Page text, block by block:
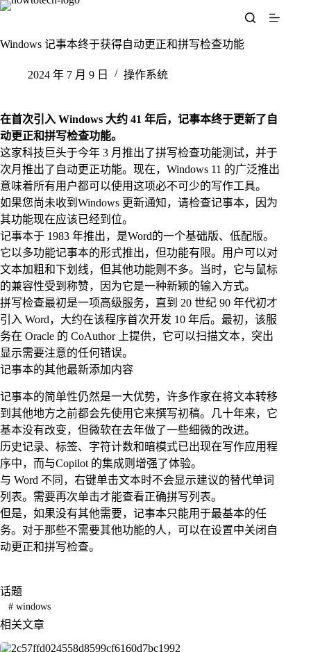
跳
内
Windows 记事本终于获得自动更正和拼写检查功能
2024 年 7 月 9 日 操作系统
在首次引入 Windows 大约 41 年后，记事本终于更新了自
动更正和拼写检查功能。
这家科技巨头于今年 3 月推出了拼写检查功能测试，并于
次月推出了自动更正功能。现在，Windows 11 的广泛推出
意味着所有用户都可以使用这项必不可少的写作工具。
如果您尚未收到Windows 更新通知，请检查记事本，因为
其功能现在应该已经到位。
记事本于 1983 年推出，是Word的一个基础版、低配版。
它以多功能记事本的形式推出，但功能有限。用户可以对
文本加粗和下划线，但其他功能则不多。当时，它与鼠标
的兼容性受到称赞，因为它是一种新颖的输入方式。
拼写检查最初是一项高级服务，直到 20 世纪 90 年代初才
引入 Word，大约在该程序首次开发 10 年后。最初，该服
务在 Oracle 的 CoAuthor 上提供，它可以扫描文本，突出
显示需要注意的任何错误。
记事本的其他最新添加内容
记事本的简单性仍然是一大优势，许多作家在将文本转移
到其他地方之前都会先使用它来撰写初稿。几十年来，它
基本没有改变，但微软在去年做了一些细微的改进。
历史记录、标签、字符计数和暗模式已出现在写作应用程
序中，而与Copilot 的集成则增强了体验。
与 Word 不同，右键单击文本时不会显示建议的替代单词
列表。需要再次单击才能查看正确拼写列表。
但是，如果没有其他需要，记事本只能用于最基本的任
务。对于那些不需要其他功能的人，可以在设置中关闭自
动更正和拼写检查。
话题
#windows
相关文章